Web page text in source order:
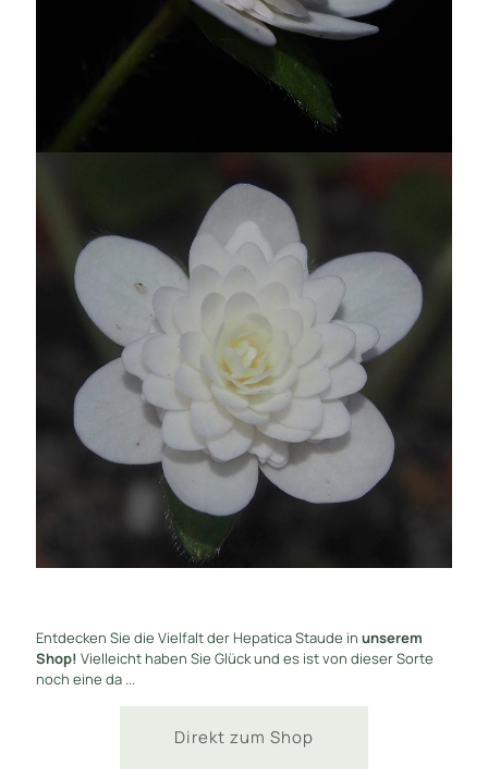
Entdecken Sie die Vielfalt der Hepatica Staude in unserem
Shop! Vielleicht haben Sie Glück und es ist von dieser Sorte
noch eine da ...
Direkt zum Shop